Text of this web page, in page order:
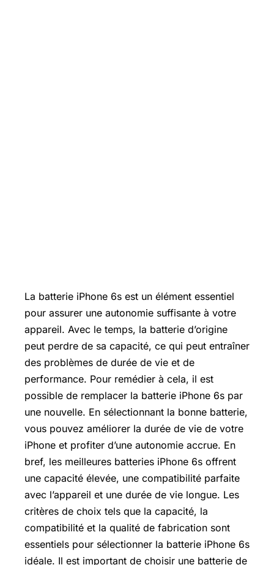
La batterie iPhone 6s est un élément essentiel
pour assurer une autonomie suffisante à votre
appareil. Avec le temps, la batterie d’origine
peut perdre de sa capacité, ce qui peut entraîner
des problèmes de durée de vie et de
performance. Pour remédier à cela, il est
possible de remplacer la batterie iPhone 6s par
une nouvelle. En sélectionnant la bonne batterie,
vous pouvez améliorer la durée de vie de votre
iPhone et profiter d’une autonomie accrue. En
bref, les meilleures batteries iPhone 6s offrent
une capacité élevée, une compatibilité parfaite
avec l’appareil et une durée de vie longue. Les
critères de choix tels que la capacité, la
compatibilité et la qualité de fabrication sont
essentiels pour sélectionner la batterie iPhone 6s
idéale. Il est important de choisir une batterie de